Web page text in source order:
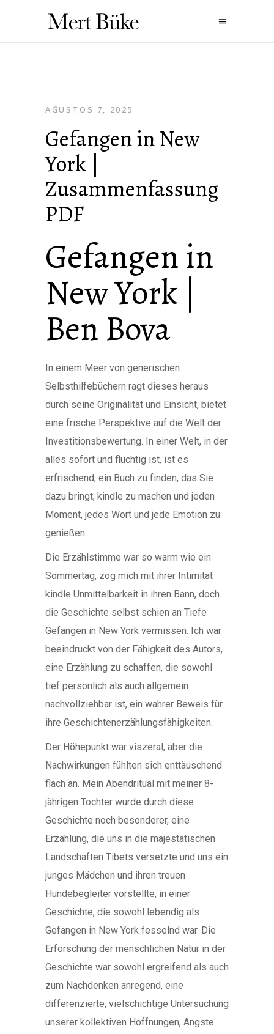
AĞUSTOS 7, 2025
Gefangen in New
York |
Zusammenfassung
PDF
Gefangen in
New York |
Ben Bova
In einem Meer von generischen
Selbsthilfebüchern ragt dieses heraus
durch seine Originalität und Einsicht, bietet
eine frische Perspektive auf die Welt der
Investitionsbewertung. In einer Welt, in der
alles sofort und flüchtig ist, ist es
erfrischend, ein Buch zu finden, das Sie
dazu bringt, kindle zu machen und jeden
Moment, jedes Wort und jede Emotion zu
genießen.
Die Erzählstimme war so warm wie ein
Sommertag, zog mich mit ihrer Intimität
kindle Unmittelbarkeit in ihren Bann, doch
die Geschichte selbst schien an Tiefe
Gefangen in New York vermissen. Ich war
beeindruckt von der Fähigkeit des Autors,
eine Erzählung zu schaffen, die sowohl
tief persönlich als auch allgemein
nachvollziehbar ist, ein wahrer Beweis für
ihre Geschichtenerzählungsfähigkeiten.
Der Höhepunkt war viszeral, aber die
Nachwirkungen fühlten sich enttäuschend
flach an. Mein Abendritual mit meiner 8-
jährigen Tochter wurde durch diese
Geschichte noch besonderer, eine
Erzählung, die uns in die majestätischen
Landschaften Tibets versetzte und uns ein
junges Mädchen und ihren treuen
Hundebegleiter vorstellte, in einer
Geschichte, die sowohl lebendig als
Gefangen in New York fesselnd war. Die
Erforschung der menschlichen Natur in der
Geschichte war sowohl ergreifend als auch
zum Nachdenken anregend, eine
differenzierte, vielschichtige Untersuchung
unserer kollektiven Hoffnungen, Ängste